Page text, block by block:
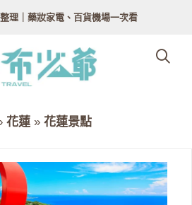
理｜藥妝家電、百貨機場一次看
花蓮 » 花蓮景點